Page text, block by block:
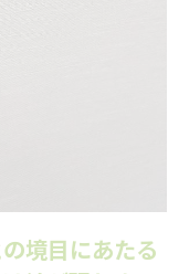
境目にあたる